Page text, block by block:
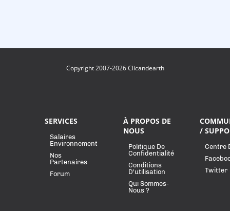
Copyright 2007-2026 Clicandearth
SERVICES
Salaires
Environnement
Nos
Partenaires
Forum
À PROPOS DE
NOUS
Politique De
Confidentialité
Conditions
D'utilisation
Qui Sommes-
Nous ?
/
Centre
Twitter